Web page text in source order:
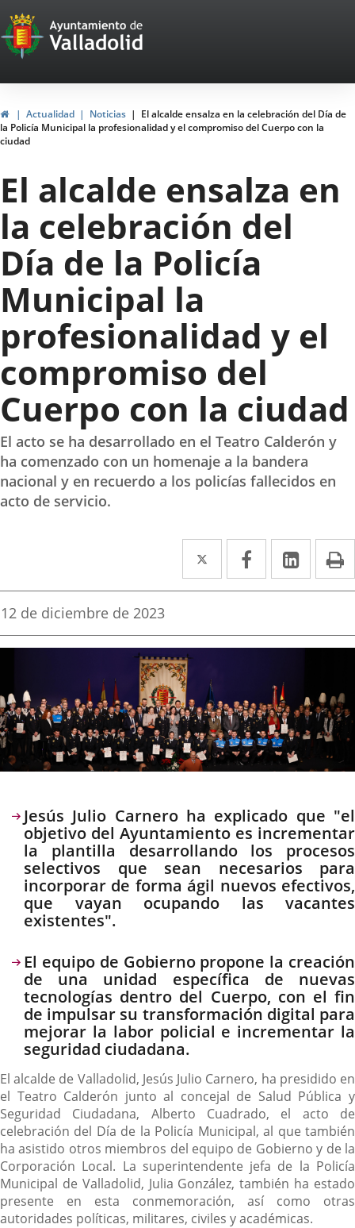
Portal
Web
del
Ayuntamiento
de
Valladolid
InicioActualidad Noticias
El alcalde ensalza en la celebración del Día de
la Policía Municipal la profesionalidad y el compromiso del Cuerpo con la
ciudad
El alcalde ensalza en
la celebración del
Día de la Policía
Municipal la
profesionalidad y el
compromiso del
Cuerpo con la ciudad
El acto se ha desarrollado en el Teatro Calderón y
ha comenzado con un homenaje a la bandera
nacional y en recuerdo a los policías fallecidos en
acto de servicio.
Twitter
Enlace
a
aplicación
Facebook
Enlace
a
aplicación
Enlace
a
Fecha
la
12 de diciembre de 2023
Descripción
Jesús Julio Carnero ha explicado que "el
objetivo del Ayuntamiento es incrementar
la plantilla desarrollando los procesos
selectivos que sean necesarios para
incorporar de forma ágil nuevos efectivos,
que vayan ocupando las vacantes
existentes".
El equipo de Gobierno propone la creación
de una unidad específica de nuevas
tecnologías dentro del Cuerpo, con el fin
de impulsar su transformación digital para
mejorar la labor policial e incrementar la
seguridad ciudadana.
El alcalde de Valladolid, Jesús Julio Carnero, ha presidido en
el Teatro Calderón junto al concejal de Salud Pública y
Seguridad Ciudadana, Alberto Cuadrado, el acto de
celebración del Día de la Policía Municipal, al que también
ha asistido otros miembros del equipo de Gobierno y de la
Corporación Local. La superintendente jefa de la Policía
Municipal de Valladolid, Julia González, también ha estado
presente en esta conmemoración, así como otras
autoridades políticas, militares, civiles y académicas.